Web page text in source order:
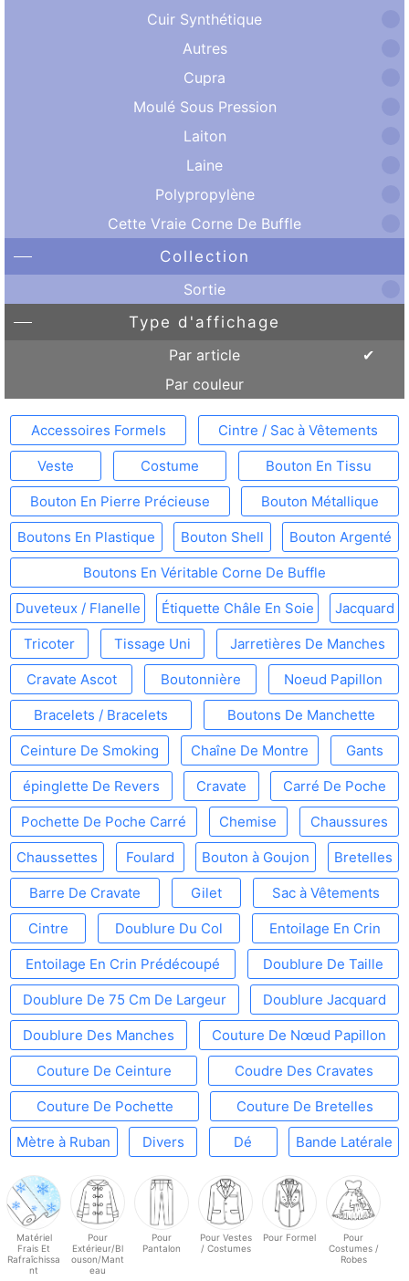
Cuir Synthétique
Autres
Cupra
Moulé Sous Pression
Laiton
Laine
Polypropylène
Cette Vraie Corne De Buffle
Collection
Sortie
Type d'affichage
Par article
Par couleur
Accessoires Formels Cintre / Sac à Vêtements
Veste Costume Bouton En Tissu
Bouton En Pierre Précieuse Bouton Métallique
Boutons En Plastique Bouton Shell Bouton Argenté
Boutons En Véritable Corne De Buffle
Duveteux / Flanelle Étiquette Châle En Soie Jacquard
Tricoter Tissage Uni Jarretières De Manches
Cravate Ascot Boutonnière Noeud Papillon
Bracelets / Bracelets Boutons De Manchette
Ceinture De Smoking Chaîne De Montre Gants
épinglette De Revers Cravate Carré De Poche
Pochette De Poche Carré Chemise Chaussures
Chaussettes Foulard Bouton à Goujon Bretelles
Barre De Cravate Gilet Sac à Vêtements
Cintre Doublure Du Col Entoilage En Crin
Entoilage En Crin Prédécoupé Doublure De Taille
Doublure De 75 Cm De Largeur Doublure Jacquard
Doublure Des Manches Couture De Nœud Papillon
Couture De Ceinture Coudre Des Cravates
Couture De Pochette Couture De Bretelles
Mètre à Ruban Divers Dé Bande Latérale
Matériel
Frais Et
Rafraîchissa
nt
Pour
Extérieur/Bl
ouson/Mant
eau
Pour
Pantalon
Pour Vestes
/ Costumes
Pour Formel
Pour
Costumes /
Robes